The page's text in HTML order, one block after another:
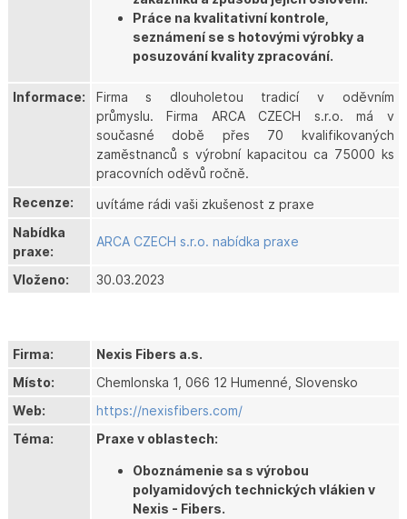
Práce na kvalitativní kontrole,
seznámení se s hotovými výrobky a
posuzování kvality zpracování.
Informace:
Firma s dlouholetou tradicí v oděvním
průmyslu. Firma ARCA CZECH s.r.o. má v
současné době přes 70 kvalifikovaných
zaměstnanců s výrobní kapacitou ca 75000 ks
pracovních oděvů ročně.
Recenze:
uvítáme rádi vaši zkušenost z praxe
Nabídka
praxe:
ARCA CZECH s.r.o. nabídka praxe
Vloženo: 30.03.2023
Firma:
Nexis Fibers a.s.
Místo:
Chemlonska 1, 066 12 Humenné, Slovensko
Web:
https://nexisfibers.com/
Téma:
Praxe v oblastech:
Oboznámenie sa s výrobou
polyamidových technických vlákien v
Nexis - Fibers.